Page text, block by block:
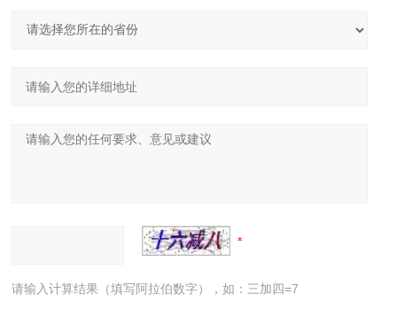
请输入计算结果（填写阿拉伯数字），如：三加四=7